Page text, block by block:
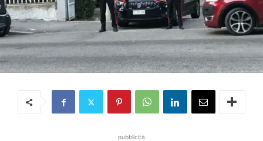
pubblicità